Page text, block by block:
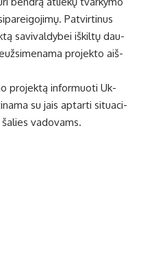
Pa­tvir­ti­nus
sa­vi­val­dy­bei iš­kil­tų dau­
pro­jek­to aiš­
pro­jek­tą in­for­muo­ti Uk­
su jais ap­tar­ti si­tu­a­ci­
va­do­vams.